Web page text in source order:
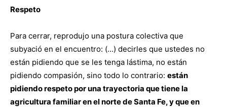
Respeto
Para cerrar, reprodujo una postura colectiva que
subyació en el encuentro: (…) decirles que ustedes no
están pidiendo que se les tenga lástima, no están
pidiendo compasión, sino todo lo contrario: están
pidiendo respeto por una trayectoria que tiene la
agricultura familiar en el norte de Santa Fe, y que en